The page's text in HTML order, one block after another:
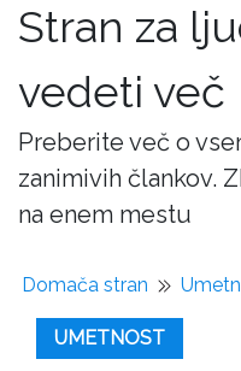
Stran za
vedeti več
Preberite več o
zanimivih člankov.
na enem mestu
Domača stran
UMETNOST